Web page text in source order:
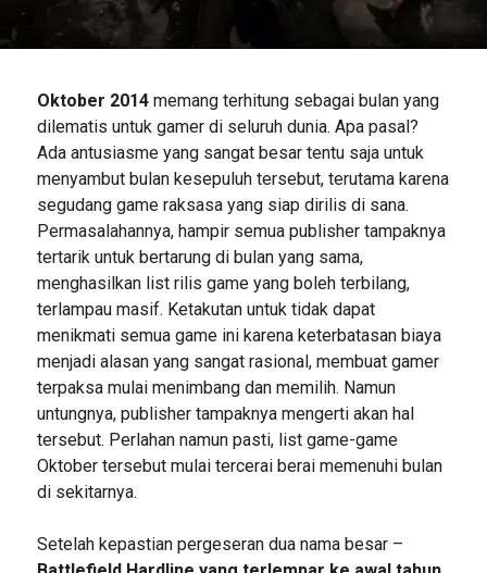
Oktober 2014memang terhitung sebagai bulan yang
dilematis untuk gamer di seluruh dunia. Apa pasal?
Ada antusiasme yang sangat besar tentu saja untuk
menyambut bulan kesepuluh tersebut, terutama karena
segudang game raksasa yang siap dirilis di sana.
Permasalahannya, hampir semua publisher tampaknya
tertarik untuk bertarung di bulan yang sama,
menghasilkan list rilis game yang boleh terbilang,
terlampau masif. Ketakutan untuk tidak dapat
menikmati semua game ini karena keterbatasan biaya
menjadi alasan yang sangat rasional, membuat gamer
terpaksa mulai menimbang dan memilih. Namun
untungnya, publisher tampaknya mengerti akan hal
tersebut. Perlahan namun pasti, list game-game
Oktober tersebut mulai tercerai berai memenuhi bulan
di sekitarnya.
Setelah kepastian pergeseran dua nama besar –